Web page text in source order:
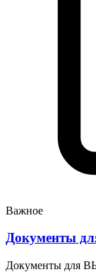
Важное
Документы
Документы для